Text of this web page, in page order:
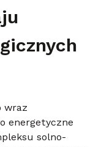
wraz
energetyczne
solno-